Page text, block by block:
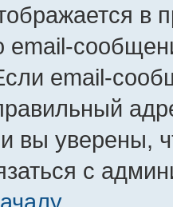
в
email-
email-
вы уверены,
с